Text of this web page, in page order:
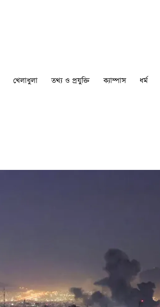
খেলাধুলা তথ্য ও প্রযুক্তি ক্যাম্পাস ধর্ম